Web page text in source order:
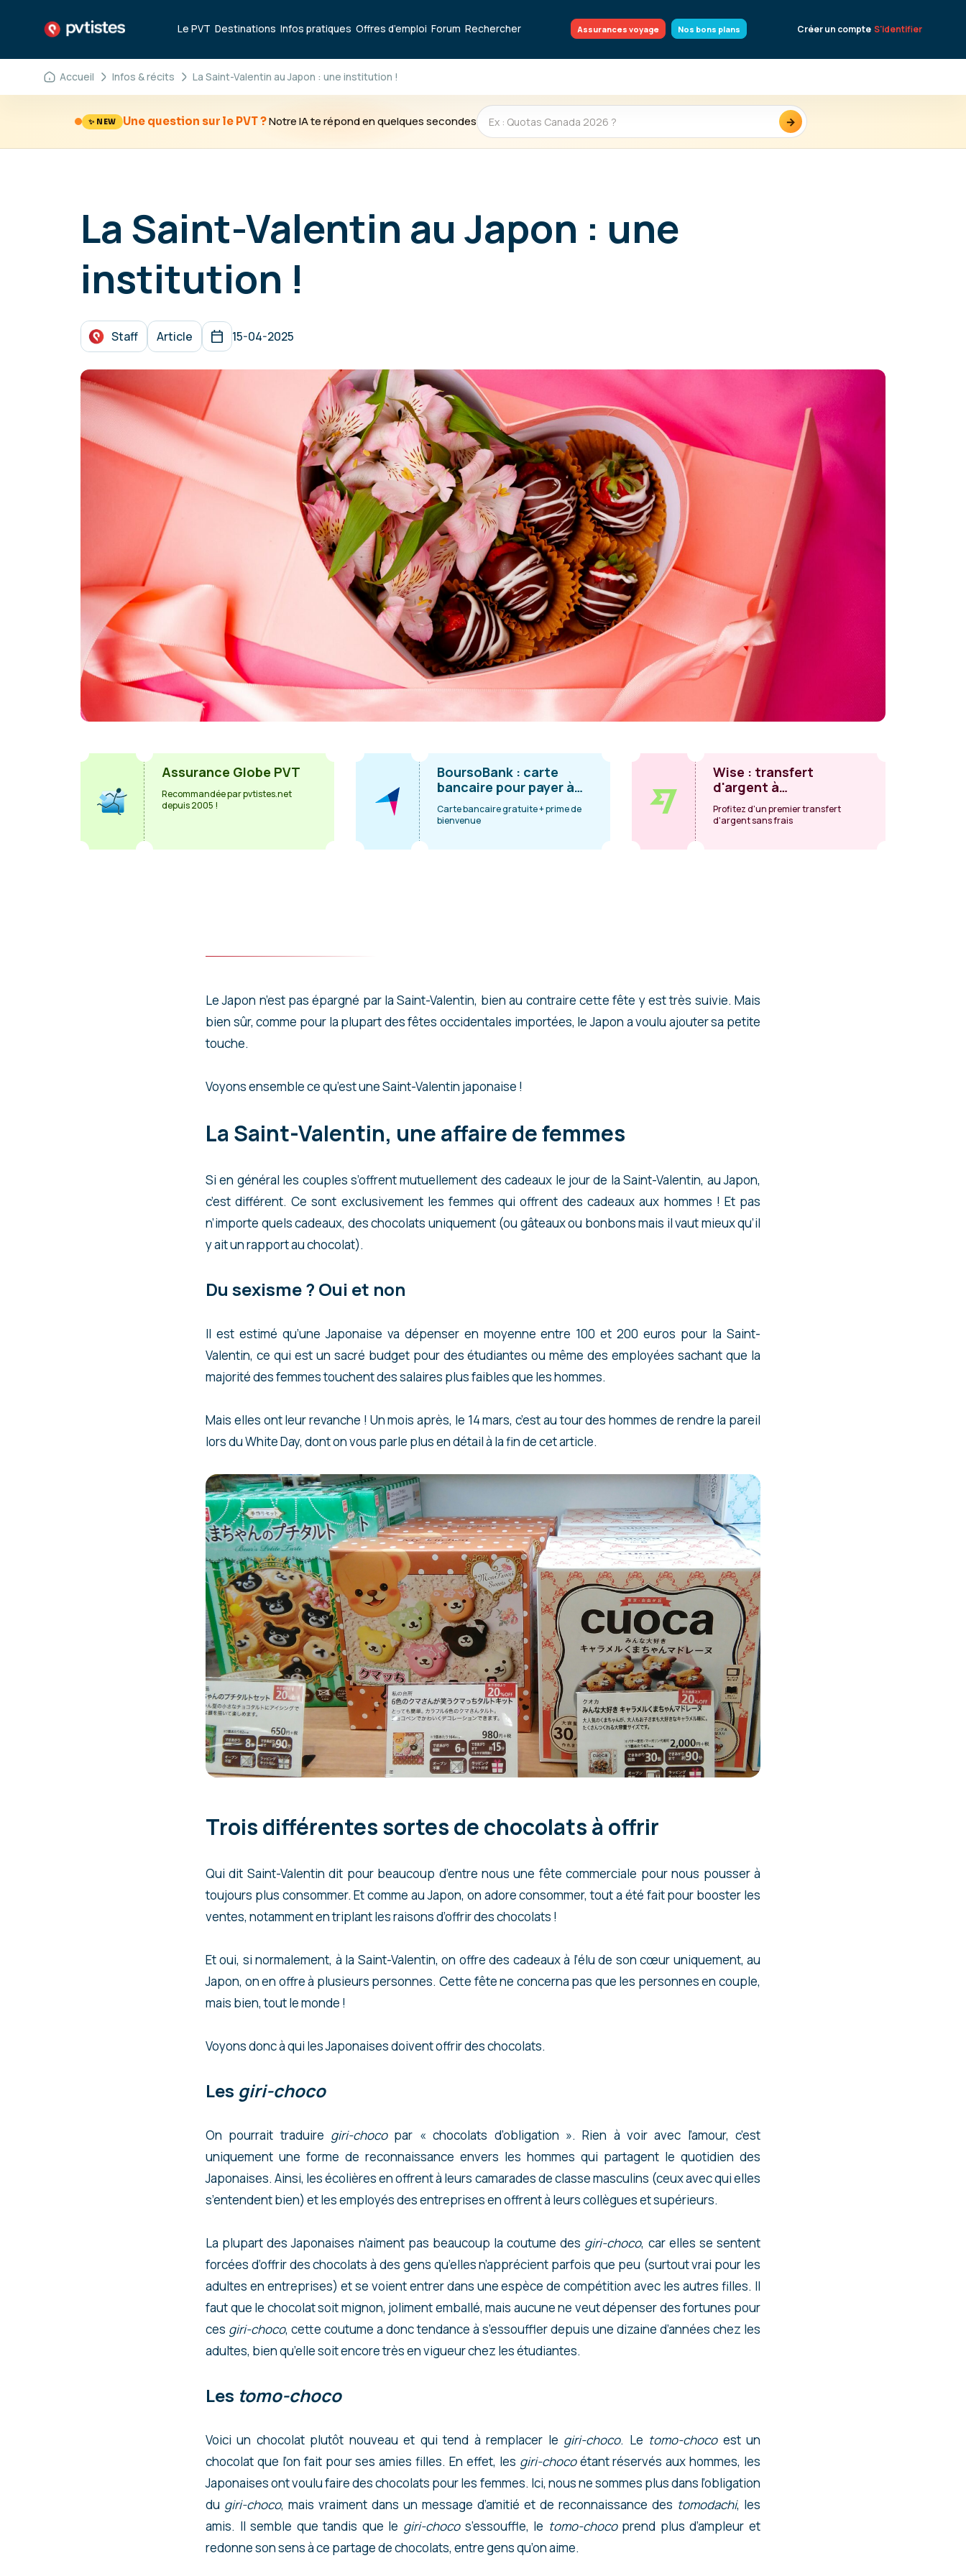
Le PVT Destinations Infos pratiques Offres d’emploi Forum Rechercher Assurances voyage Nos bons plans Créer un compte S'identifier
Accueil Infos & récits La Saint-Valentin au Japon : une institution !
✨ NEW Une question sur le PVT ?Notre IA te répond en quelques secondes →
La Saint-Valentin au Japon : une
institution !
Staff Article 15-04-2025
Assurance Globe PVT
Recommandée par pvtistes.net
depuis 2005 !
BoursoBank : carte
bancaire pour payer à
l’étranger
Carte bancaire gratuite + prime de
bienvenue
Wise : transfert
d'argent à
l'international
Profitez d'un premier transfert
d'argent sans frais
Le Japon n’est pas épargné par la Saint-Valentin, bien au contraire cette fête y est très suivie. Mais
bien sûr, comme pour la plupart des fêtes occidentales importées, le Japon a voulu ajouter sa petite
touche.
Voyons ensemble ce qu’est une Saint-Valentin japonaise !
La Saint-Valentin, une affaire de femmes
Si en général les couples s’offrent mutuellement des cadeaux le jour de la Saint-Valentin, au Japon,
c’est différent. Ce sont exclusivement les femmes qui offrent des cadeaux aux hommes ! Et pas
n’importe quels cadeaux, des chocolats uniquement (ou gâteaux ou bonbons mais il vaut mieux qu’il
y ait un rapport au chocolat).
Du sexisme ? Oui et non
Il est estimé qu’une Japonaise va dépenser en moyenne entre 100 et 200 euros pour la Saint-
Valentin, ce qui est un sacré budget pour des étudiantes ou même des employées sachant que la
majorité des femmes touchent des salaires plus faibles que les hommes.
Mais elles ont leur revanche ! Un mois après, le 14 mars, c’est au tour des hommes de rendre la pareil
lors du White Day, dont on vous parle plus en détail à la fin de cet article.
Trois différentes sortes de chocolats à offrir
Qui dit Saint-Valentin dit pour beaucoup d’entre nous une fête commerciale pour nous pousser à
toujours plus consommer. Et comme au Japon, on adore consommer, tout a été fait pour booster les
ventes, notamment en triplant les raisons d’offrir des chocolats !
Et oui, si normalement, à la Saint-Valentin, on offre des cadeaux à l’élu de son cœur uniquement, au
Japon, on en offre à plusieurs personnes. Cette fête ne concerna pas que les personnes en couple,
mais bien, tout le monde !
Voyons donc à qui les Japonaises doivent offrir des chocolats.
Les giri-choco
On pourrait traduire giri-chocopar « chocolats d’obligation ». Rien à voir avec l’amour, c’est
uniquement une forme de reconnaissance envers les hommes qui partagent le quotidien des
Japonaises. Ainsi, les écolières en offrent à leurs camarades de classe masculins (ceux avec qui elles
s’entendent bien) et les employés des entreprises en offrent à leurs collègues et supérieurs.
La plupart des Japonaises n’aiment pas beaucoup la coutume des giri-choco, car elles se sentent
forcées d’offrir des chocolats à des gens qu’elles n’apprécient parfois que peu (surtout vrai pour les
adultes en entreprises) et se voient entrer dans une espèce de compétition avec les autres filles. Il
faut que le chocolat soit mignon, joliment emballé, mais aucune ne veut dépenser des fortunes pour
ces giri-choco, cette coutume a donc tendance à s’essouffler depuis une dizaine d’années chez les
adultes, bien qu’elle soit encore très en vigueur chez les étudiantes.
Les tomo-choco
Voici un chocolat plutôt nouveau et qui tend à remplacer le giri-choco. Le tomo-chocoest un
chocolat que l’on fait pour ses amies filles. En effet, les giri-chocoétant réservés aux hommes, les
Japonaises ont voulu faire des chocolats pour les femmes. Ici, nous ne sommes plus dans l’obligation
du giri-choco, mais vraiment dans un message d’amitié et de reconnaissance des tomodachi, les
amis. Il semble que tandis que le giri-chocos’essouffle, le tomo-chocoprend plus d’ampleur et
redonne son sens à ce partage de chocolats, entre gens qu’on aime.